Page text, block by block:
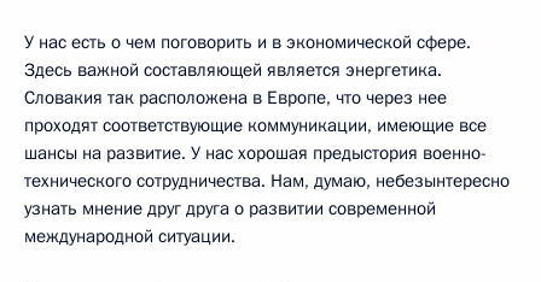
У нас есть о чем поговорить и в экономической сфере.
Здесь важной составляющей является энергетика.
Словакия так расположена в Европе, что через нее
проходят соответствующие коммуникации, имеющие все
шансы на развитие. У нас хорошая предыстория военно-
технического сотрудничества. Нам, думаю, небезынтересно
узнать мнение друг друга о развитии современной
международной ситуации.